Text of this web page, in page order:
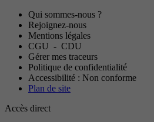
Qui sommes-nous ?
Rejoignez-nous
Mentions légales
CGU - CDU
Gérer mes traceurs
Politique de confidentialité
Accessibilité : Non conforme
Plan de site
Accès direct